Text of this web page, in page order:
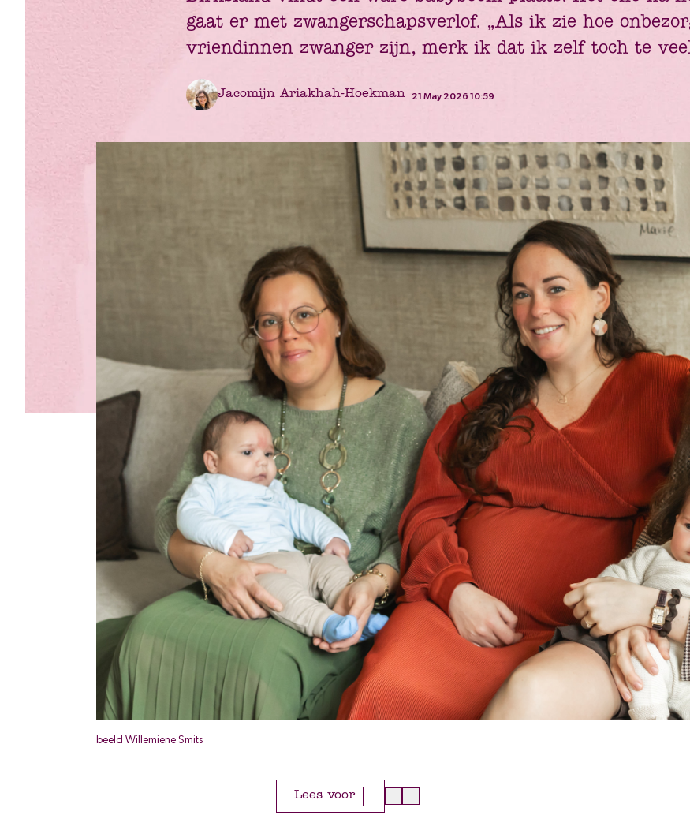
gaat er met zwangerschapsverlof. „Als ik zie hoe
vriendinnen zwanger zijn, merk ik dat ik zelf toch te veel
Jacomijn Ariakhah-Hoekman 21 May 2026 10:59
beeld Willemiene Smits
Lees voor